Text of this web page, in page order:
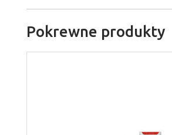
Pokrewne produkty